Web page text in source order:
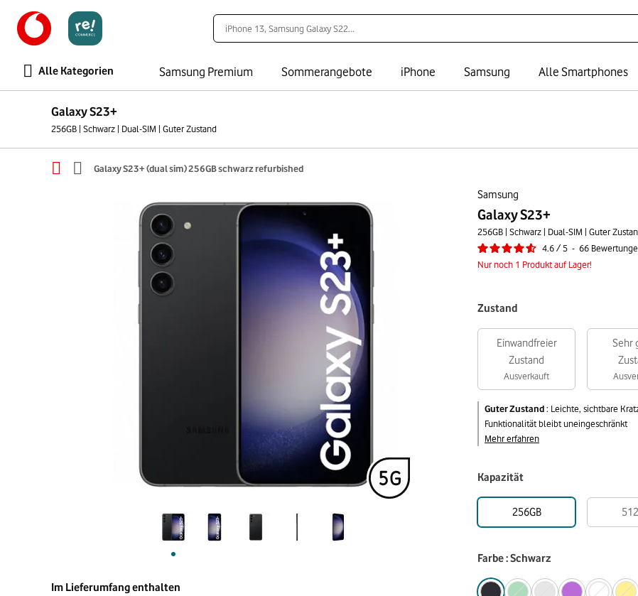
Alle Kategorien Samsung Premium Sommerangebote iPhone Samsung Alle Smartphones
Galaxy S23+
256GB | Schwarz | Dual-SIM | Guter Zustand
Galaxy S23+ (dual sim) 256GB schwarz refurbished
Samsung
Galaxy S23+
256GB | Schwarz | Dual-SIM | Guter
4.6/5 - 66
Nur noch 1 Produkt auf Lager!
Im Lieferumfang enthalten
Zustand
Einwandfreier
Zustand
Ausverkauft
Sehr
Guter Zustand: Leichte, sichtbare
Funktionalität bleibt uneingeschränkt
Mehr erfahren
Kapazität
256GB
Farbe : Schwarz